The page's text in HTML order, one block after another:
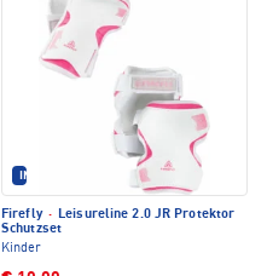
IM SET ERHÄLTLICH
Firefly ·
Leisureline 2.0 JR Protektor
Schutzset
Kinder